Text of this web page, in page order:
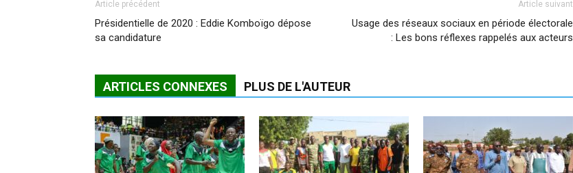
Article précédent
Présidentielle de 2020 : Eddie Komboïgo dépose
sa candidature
Article suivant
Usage des réseaux sociaux en période électorale
: Les bons réflexes rappelés aux acteurs
ARTICLES CONNEXES PLUS DE L'AUTEUR